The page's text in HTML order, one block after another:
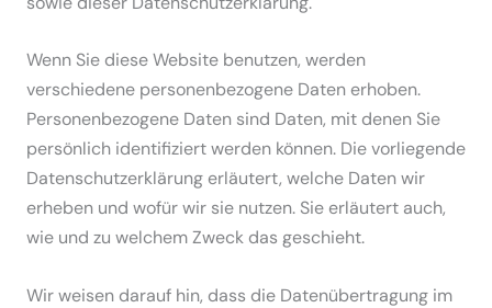
Wenn Sie diese Website benutzen, werden
verschiedene perso­nen­be­zogene Daten erhoben.
Perso­nen­be­zogene Daten sind Daten, mit denen Sie
persönlich identi­fi­ziert werden können. Die vorlie­gende
Daten­schutz­er­klärung erläutert, welche Daten wir
erheben und wofür wir sie nutzen. Sie erläutert auch,
wie und zu welchem Zweck das geschieht.
Wir weisen darauf hin, dass die Daten­über­tragung im